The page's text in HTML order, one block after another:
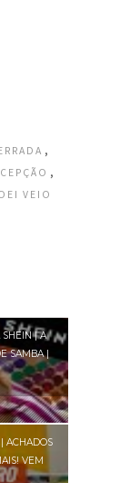
,
,
VEIO
SHEIN | A
SAMBA |
ACHADOS
VEM